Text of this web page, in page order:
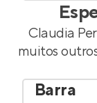
Claudia
muitos
Barra